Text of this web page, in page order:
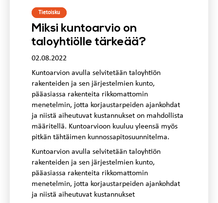
Tietoisku
Miksi kuntoarvio on
taloyhtiölle tärkeää?
02.08.2022
Kuntoarvion avulla selvitetään taloyhtiön
rakenteiden ja sen järjestelmien kunto,
pääasiassa rakenteita rikkomattomin
menetelmin, jotta korjaustarpeiden ajankohdat
ja niistä aiheutuvat kustannukset on mahdollista
määritellä. Kuntoarvioon kuuluu yleensä myös
pitkän tähtäimen kunnossapitosuunnitelma.
Kuntoarvion avulla selvitetään taloyhtiön
rakenteiden ja sen järjestelmien kunto,
pääasiassa rakenteita rikkomattomin
menetelmin, jotta korjaustarpeiden ajankohdat
ja niistä aiheutuvat kustannukset